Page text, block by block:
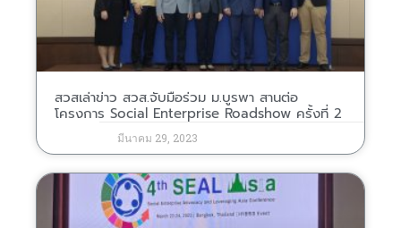
สวสเล่าข่าว สวส.จับมือร่วม ม.บูรพา สานต่อ
โครงการ Social Enterprise Roadshow ครั้งที่ 2
มีนาคม 29, 2023